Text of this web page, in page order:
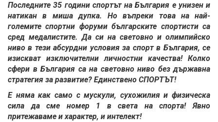
Последните 35 години спортът на България е унизен и
натикан в миша дупка. Но въпреки това на най-
големите спортни форуми българските спортисти са
сред медалистите. Да си на световно и олимпийско
ниво в тези абсурдни условия за спорт в България, се
изискват изключителни личностни качества! Колко
сфери в България са на световно ниво без държавна
стратегия за развитие? Единствено СПОРТЪТ!
Е няма как само с мускули, сухожилия и физическа
сила да сме номер 1 в света на спорта! Явно
притежаваме и характер, и интелект!